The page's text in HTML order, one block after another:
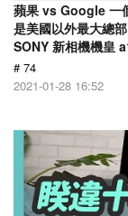
蘋果 vs Google 一
是美國以外最大總
SONY 新相機機皇
# 74
2021-01-28 16:52